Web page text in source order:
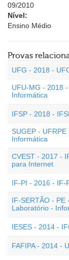
09/2010
Nível:
Ensino Médio
Provas
UFG - 2018 -
UFU-MG - 2018
Informática
IFSP - 2018 -
SUGEP -
Informática
CVEST - 2017 -
para Internet
IF-PI - 2016 - IF-
IF-SERTÃO - PE
Laboratório -
IESES - 2014 -
FAFIPA - 2014 -